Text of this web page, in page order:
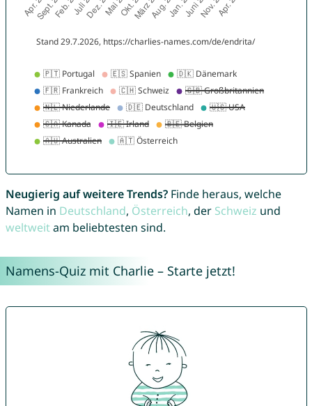
Neugierig auf weitere Trends?Finde heraus, welche
Namen in Deutschland, Österreich, der Schweiz und
weltweitam beliebtesten sind.
Namens-Quiz mit Charlie – Starte jetzt!